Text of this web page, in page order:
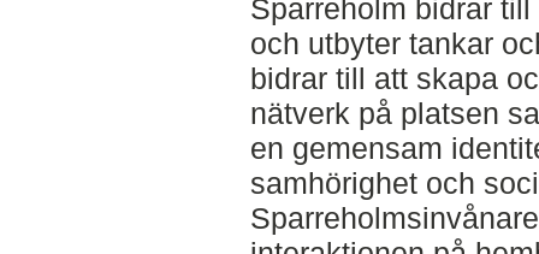
Sparreholm bidrar
och utbyter tankar
bidrar till att skapa
nätverk på platsen
en gemensam
samhörighet och